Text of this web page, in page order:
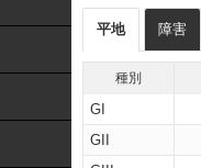
平地 障害
種別
GI
GII